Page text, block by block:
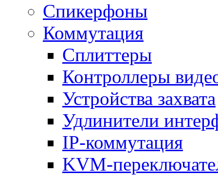
Спикерфоны
Коммутация
Сплиттеры
Контроллеры
Устройства захвата
Удлинители
IP-коммутация
KVM-